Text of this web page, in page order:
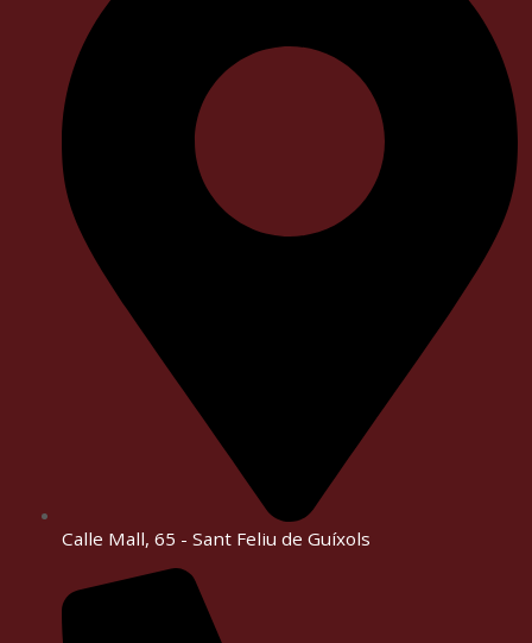
Calle Mall, 65 - Sant Feliu de Guíxols